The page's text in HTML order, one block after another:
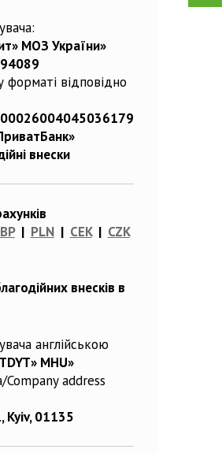
МОЗ України»
форматі відповідно
внески
| PLN| CEK| CZK
внесків в
англійською
MHU»
address
Kyiv, 01135